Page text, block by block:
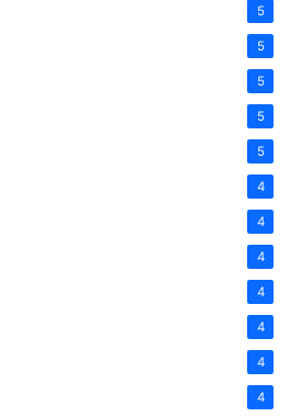
5
5
5
5
5
4
4
4
4
4
4
4